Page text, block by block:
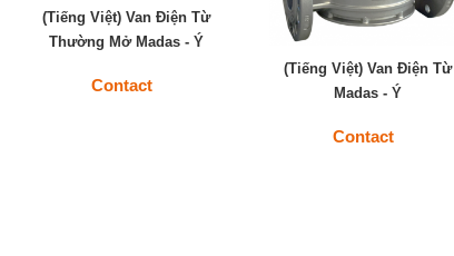
(Tiếng Việt) Van Điện Từ
Thường Mở Madas - Ý
Contact
(Tiếng Việt) Van Điện Từ
Madas - Ý
Contact